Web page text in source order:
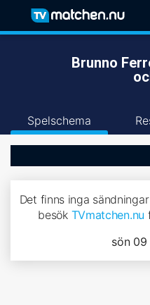
Brunno
Spelschema
Det finns inga
besök TVmatchen.nu
sön 09